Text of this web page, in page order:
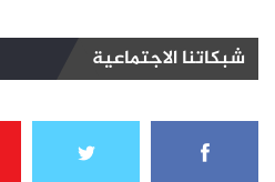
شبكاتنا الاجتماعية